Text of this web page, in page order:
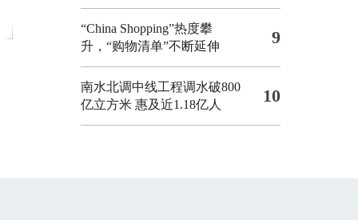
“China Shopping”热度攀
升，“购物清单”不断延伸
9
南水北调中线工程调水破800
亿立方米 惠及近1.18亿人
10